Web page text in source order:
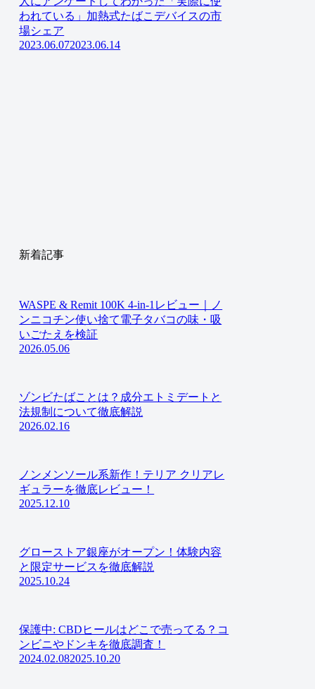
われている」加熱式たばこデバイスの市
場シェア
2023.06.072023.06.14
新着記事
WASPE & Remit 100K 4-in-1レビュー｜ノ
ンニコチン使い捨て電子タバコの味・吸
いごたえを検証
2026.05.06
ゾンビたばことは？成分エトミデートと
法規制について徹底解説
2026.02.16
ノンメンソール系新作！テリア クリアレ
ギュラーを徹底レビュー！
2025.12.10
グローストア銀座がオープン！体験内容
と限定サービスを徹底解説
2025.10.24
保護中: CBDヒールはどこで売ってる？コ
ンビニやドンキを徹底調査！
2024.02.082025.10.20